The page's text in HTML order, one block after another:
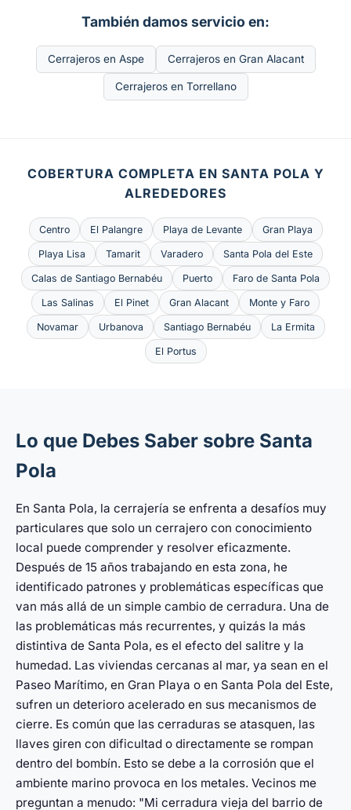
También damos servicio en:
Cerrajeros en Aspe Cerrajeros en Gran Alacant
Cerrajeros en Torrellano
COBERTURA COMPLETA EN SANTA POLA Y
ALREDEDORES
Centro El Palangre Playa de Levante Gran Playa
Playa Lisa Tamarit Varadero Santa Pola del Este
Calas de Santiago Bernabéu Puerto Faro de Santa Pola
Las Salinas El Pinet Gran Alacant Monte y Faro
Novamar Urbanova Santiago Bernabéu La Ermita
El Portus
Lo que Debes Saber sobre Santa
Pola
En Santa Pola, la cerrajería se enfrenta a desafíos muy
particulares que solo un cerrajero con conocimiento
local puede comprender y resolver eficazmente.
Después de 15 años trabajando en esta zona, he
identificado patrones y problemáticas específicas que
van más allá de un simple cambio de cerradura. Una de
las problemáticas más recurrentes, y quizás la más
distintiva de Santa Pola, es el efecto del salitre y la
humedad. Las viviendas cercanas al mar, ya sean en el
Paseo Marítimo, en Gran Playa o en Santa Pola del Este,
sufren un deterioro acelerado en sus mecanismos de
cierre. Es común que las cerraduras se atasquen, las
llaves giren con dificultad o directamente se rompan
dentro del bombín. Esto se debe a la corrosión que el
ambiente marino provoca en los metales. Vecinos me
preguntan a menudo: "Mi cerradura vieja del barrio de